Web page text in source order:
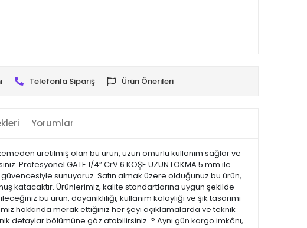
Telefonla Sipariş Ürün Önerileri
Yorumlar
üretilmiş olan bu ürün, uzun ömürlü kullanım sağlar ve
GATE 1/4” CrV 6 KÖŞE UZUN LOKMA 5 mm ile
sunuyoruz. Satın almak üzere olduğunuz bu ürün,
katacaktır. Ürünlerimiz, kalite standartlarına uygun şekilde
bu ürün, dayanıklılığı, kullanım kolaylığı ve şık tasarımı
hakkında merak ettiğiniz her şeyi açıklamalarda ve teknik
detaylar bölümüne göz atabilirsiniz. ? Aynı gün kargo imkânı,